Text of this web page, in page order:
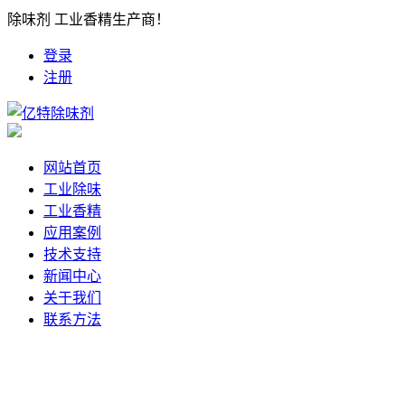
除味剂 工业香精生产商！
登录
注册
网站首页
工业除味
工业香精
应用案例
技术支持
新闻中心
关于我们
联系方法